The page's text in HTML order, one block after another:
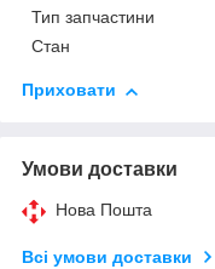
Тип запчастини
Стан
Приховати
Умови доставки
Нова Пошта
Всі умови доставки